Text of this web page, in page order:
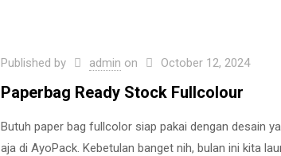
Published by admin on October 12, 2024
Paperbag Ready Stock Fullcolour
Butuh paper bag fullcolor siap pakai dengan desain
aja di AyoPack. Kebetulan banget nih, bulan ini kita